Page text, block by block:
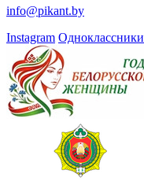
info@pikant.by
Instagram Одноклассники